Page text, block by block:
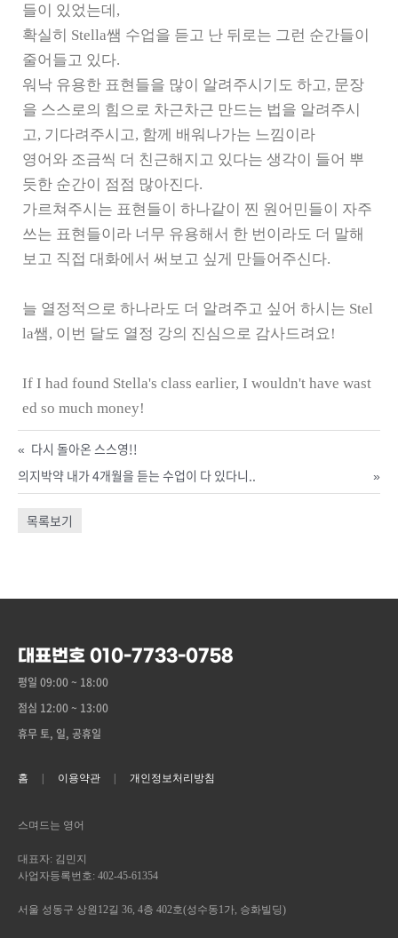
들이 있었는데,
확실히 Stella쌤 수업을 듣고 난 뒤로는 그런 순간들이
줄어들고 있다.
워낙 유용한 표현들을 많이 알려주시기도 하고, 문장
을 스스로의 힘으로 차근차근 만드는 법을 알려주시
고, 기다려주시고, 함께 배워나가는 느낌이라
영어와 조금씩 더 친근해지고 있다는 생각이 들어 뿌
듯한 순간이 점점 많아진다.
가르쳐주시는 표현들이 하나같이 찐 원어민들이 자주
쓰는 표현들이라 너무 유용해서 한 번이라도 더 말해
보고 직접 대화에서 써보고 싶게 만들어주신다.
늘 열정적으로 하나라도 더 알려주고 싶어 하시는 Stel
la쌤, 이번 달도 열정 강의 진심으로 감사드려요!
If I had found Stella's class earlier, I wouldn't have wast
ed so much money!
« 다시 돌아온 스스영!!
의지박약 내가 4개월을 듣는 수업이 다 있다니..
»
목록보기
대표번호 010-7733-0758
평일 09:00 ~ 18:00
점심 12:00 ~ 13:00
휴무 토, 일, 공휴일
홈 이용약관 개인정보처리방침
스며드는 영어
대표자: 김민지
사업자등록번호: 402-45-61354
서울 성동구 상원12길 36, 4층 402호(성수동1가, 승화빌딩)